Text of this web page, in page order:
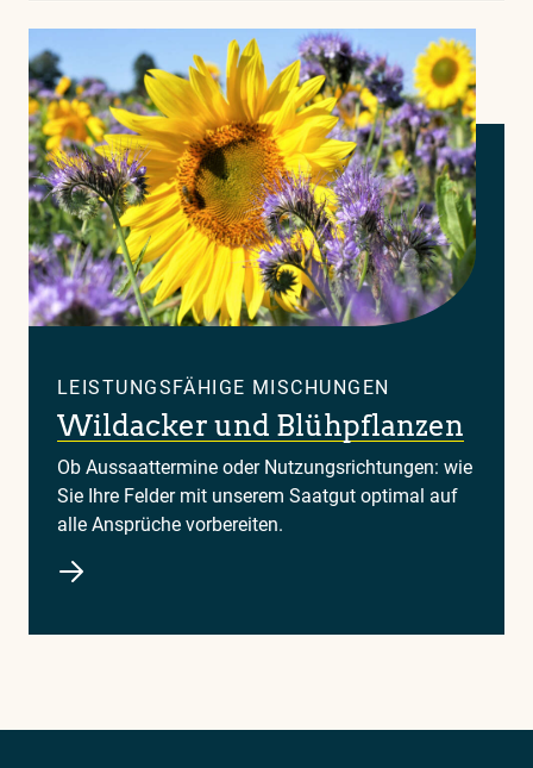
LEISTUNGSFÄHIGE MISCHUNGEN
Wildacker und Blühpflanzen
Ob Aussaattermine oder Nutzungsrichtungen: wie
Sie Ihre Felder mit unserem Saatgut optimal auf
alle Ansprüche vorbereiten.